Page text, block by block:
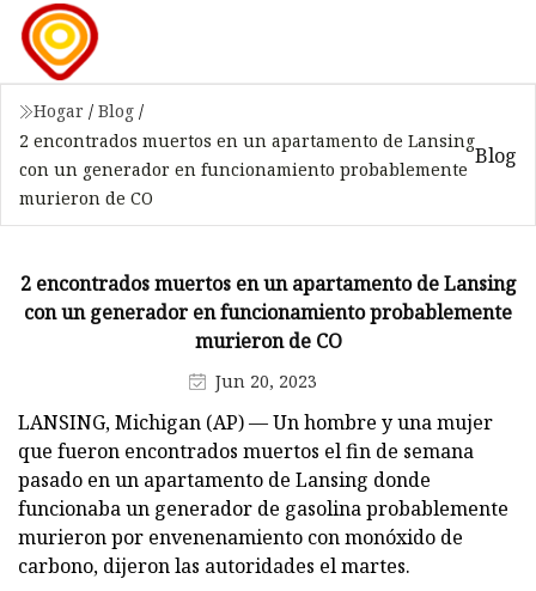
Hogar / Blog /
2 encontrados muertos en un apartamento de Lansing
con un generador en funcionamiento probablemente
murieron de CO
Blog
2 encontrados muertos en un apartamento de Lansing
con un generador en funcionamiento probablemente
murieron de CO
Jun 20, 2023
LANSING, Michigan (AP) — Un hombre y una mujer
que fueron encontrados muertos el fin de semana
pasado en un apartamento de Lansing donde
funcionaba un generador de gasolina probablemente
murieron por envenenamiento con monóxido de
carbono, dijeron las autoridades el martes.